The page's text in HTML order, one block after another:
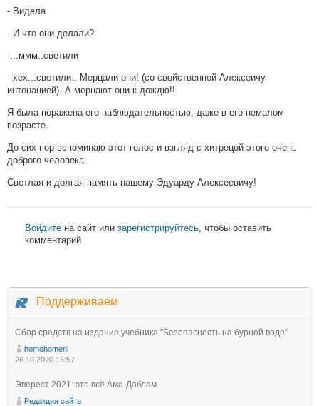
- Видела
- И что они делали?
-...ммм..светили
- хех...светили.. Мерцали они! (со свойственной Алексеичу
интонацией). А мерцают они к дождю!!
Я была поражена его наблюдательностью, даже в его немалом
возрасте.
До сих пор вспоминаю этот голос и взгляд с хитрецой этого очень
доброго человека.
Светлая и долгая память нашему Эдуарду Алексеевичу!
Войдите на сайт или зарегистрируйтесь , чтобы оставить
комментарий
Поддерживаем
Сбор средств на издание учебника "Безопасность на бурной воде"
homohomeni
26.10.2020 16:57
Эверест 2021: это всё Ама-Даблам
Редакция сайта